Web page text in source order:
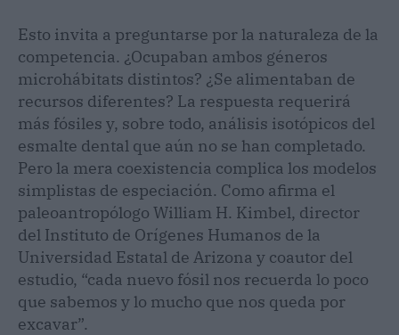
Esto invita a preguntarse por la naturaleza de la
competencia. ¿Ocupaban ambos géneros
microhábitats distintos? ¿Se alimentaban de
recursos diferentes? La respuesta requerirá
más fósiles y, sobre todo, análisis isotópicos del
esmalte dental que aún no se han completado.
Pero la mera coexistencia complica los modelos
simplistas de especiación. Como afirma el
paleoantropólogo William H. Kimbel, director
del Instituto de Orígenes Humanos de la
Universidad Estatal de Arizona y coautor del
estudio, “cada nuevo fósil nos recuerda lo poco
que sabemos y lo mucho que nos queda por
excavar”.